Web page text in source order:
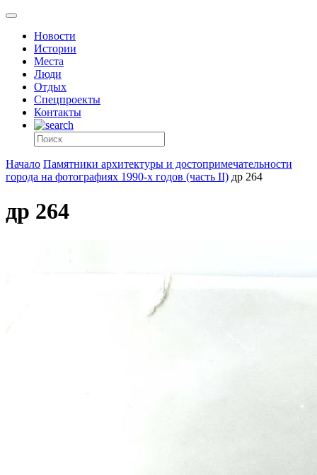
Новости
Истории
Места
Люди
Отдых
Спецпроекты
Контакты
Начало Памятники архитектуры и достопримечательности
города на фотографиях 1990-х годов (часть II) др 264
др 264